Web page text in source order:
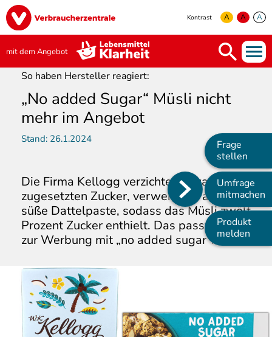
Direkt
zum
Inhalt
Image
Kontrast A A A
mit dem Angebot
Main
navigation
Frage
stellen
Umfrage
mitmachen
Produkt
melden
So haben Hersteller reagiert:
„No added Sugar“ Müsli nicht
mehr im Angebot
Stand: 26.1.2024
Die Firma Kellogg verzichtete zwar auf
zugesetzten Zucker, verwendete aber
süße Dattelpaste, sodass das Müsli zwölf
Prozent Zucker enthielt. Das passte nicht
zur Werbung mit „no added sugar“.